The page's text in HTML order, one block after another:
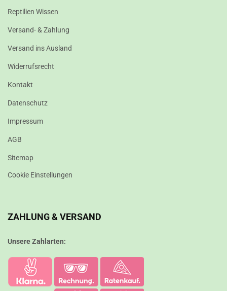
Reptilien Wissen
Versand- & Zahlung
Versand ins Ausland
Widerrufsrecht
Kontakt
Datenschutz
Impressum
AGB
Sitemap
Cookie Einstellungen
ZAHLUNG & VERSAND
Unsere Zahlarten: